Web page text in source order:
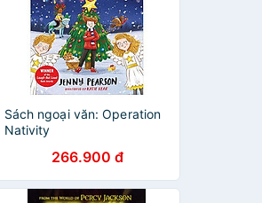
Sách ngoại văn: Operation
Nativity
266.900 đ